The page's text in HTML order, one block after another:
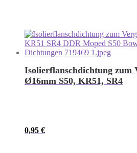
Isolierflanschdichtung zum
Ø16mm S50, KR51, SR4
0,95 €